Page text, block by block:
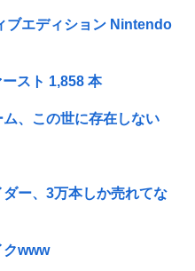
ブエディション Nintendo
スト 1,858 本
、この世に存在しない
ダー、3万本しか売れてな
クwww